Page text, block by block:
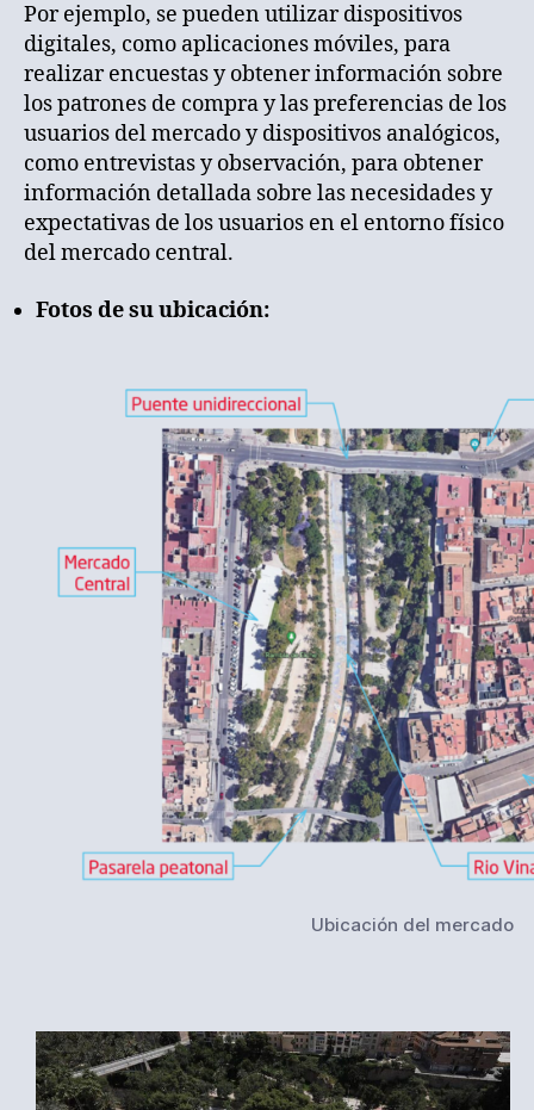
Por ejemplo, se pueden utilizar dispositivos
digitales, como aplicaciones móviles, para
realizar encuestas y obtener información sobre
los patrones de compra y las preferencias de los
usuarios del mercado y dispositivos analógicos,
como entrevistas y observación, para obtener
información detallada sobre las necesidades y
expectativas de los usuarios en el entorno físico
del mercado central.
Fotos de su ubicación:
Ubicación del mercado